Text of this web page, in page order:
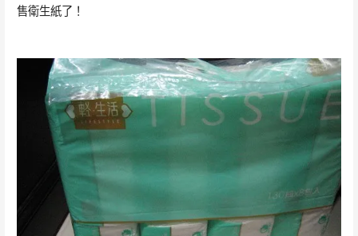
售衛生紙了！